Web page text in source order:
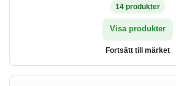
14 produkter
Visa produkter
Fortsätt till märket